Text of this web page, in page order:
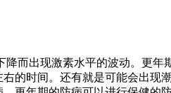
而出现激素水平的波动。更
的时间。还有就是可能会出